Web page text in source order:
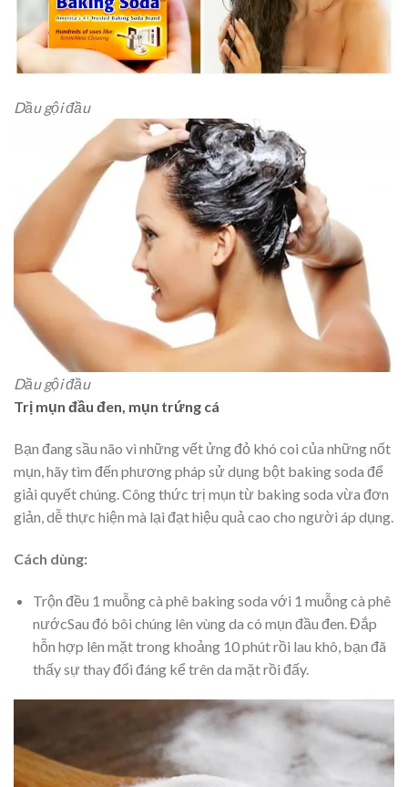
Dầu gội đầu
Dầu gội đầu
Trị mụn đầu đen, mụn trứng cá
Bạn đang sầu não vì những vết ửng đỏ khó coi của những nốt
mụn, hãy tìm đến phương pháp sử dụng bột baking soda để
giải quyết chúng. Công thức trị mụn từ baking soda vừa đơn
giản, dễ thực hiện mà lại đạt hiệu quả cao cho người áp dụng.
Cách dùng:
Trộn đều 1 muỗng cà phê baking soda với 1 muỗng cà phê
nướcSau đó bôi chúng lên vùng da có mụn đầu đen. Đắp
hỗn hợp lên mặt trong khoảng 10 phút rồi lau khô, bạn đã
thấy sự thay đổi đáng kể trên da mặt rồi đấy.